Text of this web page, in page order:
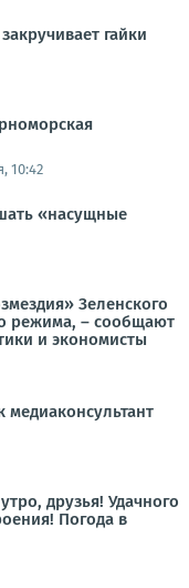
гайки
10:42
«насущные
Зеленского
режима, – сообщают
и экономисты
медиаконсультант
друзья! Удачного
Погода в